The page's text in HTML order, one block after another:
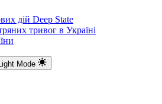
дій Deep State
тривог в Україні
Mode